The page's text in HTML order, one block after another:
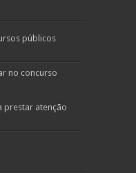
públicos
no concurso
prestar atenção